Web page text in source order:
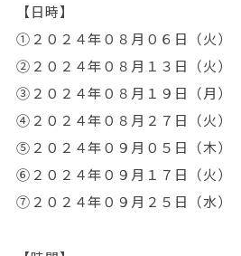
【日時】
①２０２４年０８月０６日（火）
②２０２４年０８月１３日（火）
③２０２４年０８月１９日（月）
④２０２４年０８月２７日（火）
⑤２０２４年０９月０５日（木）
⑥２０２４年０９月１７日（火）
⑦２０２４年０９月２５日（水）